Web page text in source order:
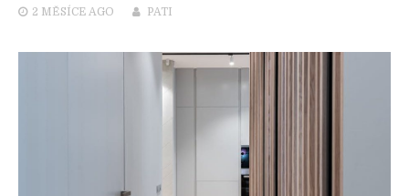
2 MĚSÍCE AGO PATI